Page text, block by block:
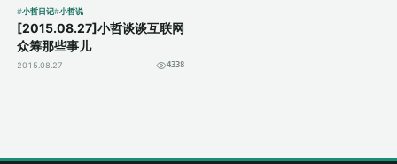
法，那就看具体金额
和操作方式了，小哲
今天只谈互联网众
小哲日记 小哲说
[2015.08.27]小哲谈谈互联网
众筹那些事儿
2015.08.27 4338